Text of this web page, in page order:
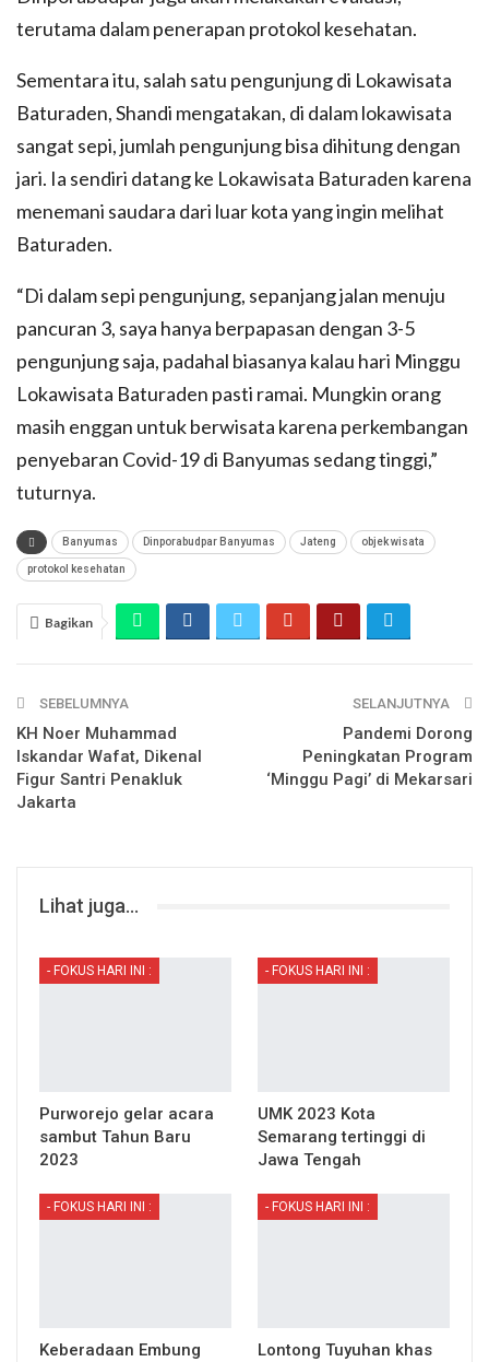
terutama dalam penerapan protokol kesehatan.
Sementara itu, salah satu pengunjung di Lokawisata
Baturaden, Shandi mengatakan, di dalam lokawisata
sangat sepi, jumlah pengunjung bisa dihitung dengan
jari. Ia sendiri datang ke Lokawisata Baturaden karena
menemani saudara dari luar kota yang ingin melihat
Baturaden.
“Di dalam sepi pengunjung, sepanjang jalan menuju
pancuran 3, saya hanya berpapasan dengan 3-5
pengunjung saja, padahal biasanya kalau hari Minggu
Lokawisata Baturaden pasti ramai. Mungkin orang
masih enggan untuk berwisata karena perkembangan
penyebaran Covid-19 di Banyumas sedang tinggi,”
tuturnya.
Banyumas Dinporabudpar Banyumas Jateng objek wisata
protokol kesehatan
Bagikan
SEBELUMNYA
KH Noer Muhammad
Iskandar Wafat, Dikenal
Figur Santri Penakluk
Jakarta
SELANJUTNYA
Pandemi Dorong
Peningkatan Program
‘Minggu Pagi’ di Mekarsari
Lihat juga...
- FOKUS HARI INI :
Purworejo gelar acara
sambut Tahun Baru
2023
- FOKUS HARI INI :
UMK 2023 Kota
Semarang tertinggi di
Jawa Tengah
- FOKUS HARI INI :
Keberadaan Embung
- FOKUS HARI INI :
Lontong Tuyuhan khas